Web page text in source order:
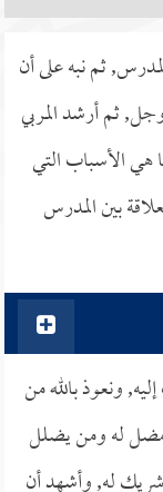
ثم نبه على أن
ثم أرشد المربي
هي الأسباب التي
بين المدرس
ونعوذ بالله من
مضل له ومن يضلل